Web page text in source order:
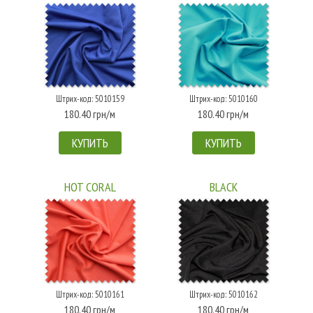
Штрих-код: 5010159
180.40 грн/м
КУПИТЬ
Штрих-код: 5010160
180.40 грн/м
КУПИТЬ
HOT CORAL
Штрих-код: 5010161
180.40 грн/м
BLACK
Штрих-код: 5010162
180.40 грн/м